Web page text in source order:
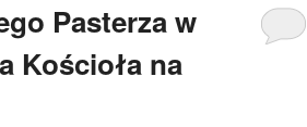
Pasterza w
Kościoła na